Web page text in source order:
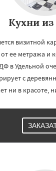
Кухни
визитной
ее метража и
в Удельной
с
ни в красоте,